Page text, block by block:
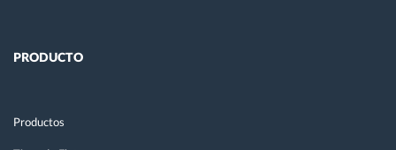
PRODUCTO
Productos